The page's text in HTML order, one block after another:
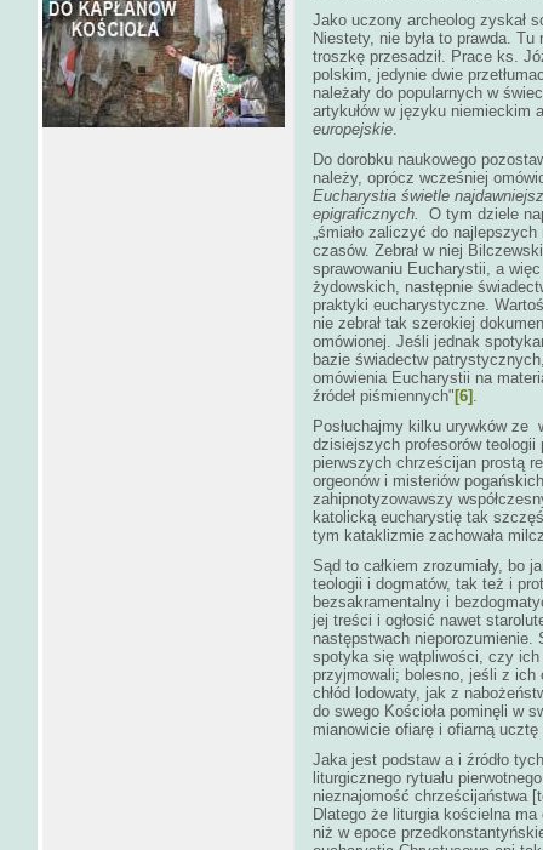
Jako uczony archeolog zyskał
Niestety, nie była to prawda.
troszkę przesadził. Prace ks.
polskim, jedynie dwie
należały do popularnych w
artykułów w języku niemieckim
europejskie.
Do dorobku naukowego
należy, oprócz wcześniej
Eucharystia świetle
epigraficznych. O tym dziele
„śmiało zaliczyć do
czasów. Zebrał w niej
sprawowaniu Eucharystii, a
żydowskich, następnie
praktyki eucharystyczne.
nie zebrał tak szerokiej
omówionej. Jeśli jednak
bazie świadectw
omówienia Eucharystii na
źródeł piśmiennych" [6] .
Posłuchajmy kilku urywków ze
dzisiejszych profesorów
pierwszych chrześcijan prostą
orgeonów i misteriów
zahipnotyzowawszy
katolicką eucharystię tak
tym kataklizmie zachowała
Sąd to całkiem zrozumiały, bo
teologii i dogmatów, tak też i
bezsakramentalny i
jej treści i ogłosić nawet
następstwach
spotyka się wątpliwości, czy
przyjmowali; bolesno, jeśli z
chłód lodowaty, jak z
do swego Kościoła pominęli w
mianowicie ofiarę i ofiarną
Jaka jest podstaw a i źródło
liturgicznego rytuału
nieznajomość chrześcijaństwa
Dlatego że liturgia kościelna
niż w epoce